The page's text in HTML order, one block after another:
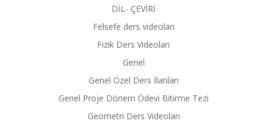
DİL- ÇEVİRİ
Felsefe ders videoları
Fizik Ders Videoları
Genel
Genel Özel Ders İlanları
Genel Proje Dönem Ödevi Bitirme Tezi
Geometri Ders Videoları